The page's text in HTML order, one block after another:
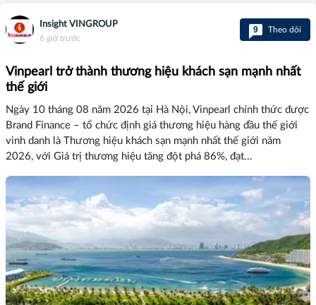
Insight VINGROUP
6 giờ trước
9 Theo dõi
Vinpearl trở thành thương hiệu khách sạn mạnh nhất
thế giới
Ngày 10 tháng 08 năm 2026 tại Hà Nội, Vinpearl chính thức được
Brand Finance – tổ chức định giá thương hiệu hàng đầu thế giới
vinh danh là Thương hiệu khách sạn mạnh nhất thế giới năm
2026, với Giá trị thương hiệu tăng đột phá 86%, đạt...